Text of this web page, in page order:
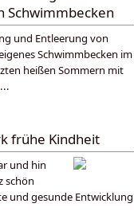
Schwimmbecken
und Entleerung von
Schwimmbecken im
heißen Sommern mit
frühe Kindheit
und hin
schön
und gesunde Entwicklung